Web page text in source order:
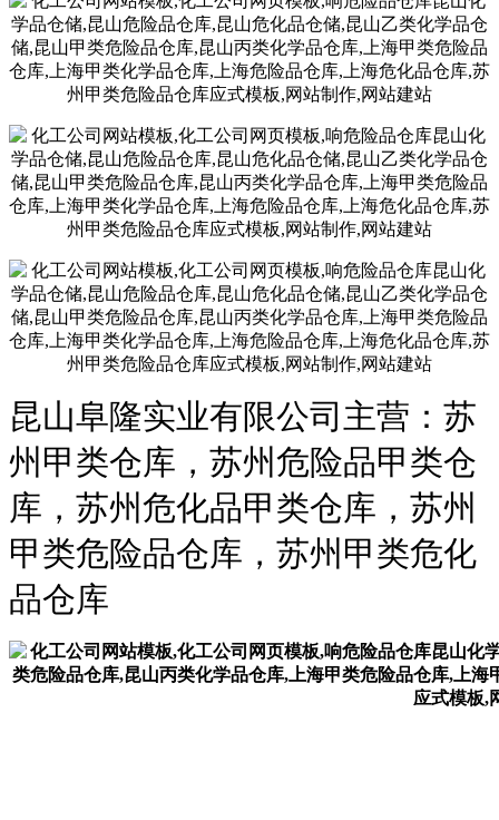
昆山阜隆实业有限公司主营：苏
州甲类仓库，苏州危险品甲类仓
库，苏州危化品甲类仓库，苏州
甲类危险品仓库，苏州甲类危化
品仓库